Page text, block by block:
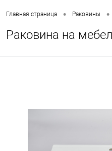
Главная страница • Раковины •
Раковина на